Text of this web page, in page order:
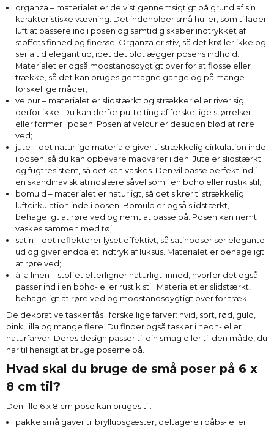
organza – materialet er delvist gennemsigtigt på grund af sin
karakteristiske vævning. Det indeholder små huller, som tillader
luft at passere ind i posen og samtidig skaber indtrykket af
stoffets finhed og finesse. Organza er stiv, så det krøller ikke og
ser altid elegant ud, idet det blotlægger posens indhold.
Materialet er også modstandsdygtigt over for at flosse eller
trække, så det kan bruges gentagne gange og på mange
forskellige måder;
velour – materialet er slidstærkt og strækker eller river sig
derfor ikke. Du kan derfor putte ting af forskellige størrelser
eller former i posen. Posen af velour er desuden blød at røre
ved;
jute – det naturlige materiale giver tilstrækkelig cirkulation inde
i posen, så du kan opbevare madvarer i den. Jute er slidstærkt
og fugtresistent, så det kan vaskes. Den vil passe perfekt ind i
en skandinavisk atmosfære såvel som i en boho eller rustik stil;
bomuld – materialet er naturligt, så det sikrer tilstrækkelig
luftcirkulation inde i posen. Bomuld er også slidstærkt,
behageligt at røre ved og nemt at passe på. Posen kan nemt
vaskes sammen med tøj;
satin – det reflekterer lyset effektivt, så satinposer ser elegante
ud og giver endda et indtryk af luksus. Materialet er behageligt
at røre ved;
à la linen – stoffet efterligner naturligt linned, hvorfor det også
passer ind i en boho- eller rustik stil. Materialet er slidstærkt,
behageligt at røre ved og modstandsdygtigt over for træk.
De dekorative tasker fås i forskellige farver: hvid, sort, rød, guld,
pink, lilla og mange flere. Du finder også tasker i neon- eller
naturfarver. Deres design passer til din smag eller til den måde, du
har til hensigt at bruge poserne på.
Hvad skal du bruge de små poser på 6 x
8 cm til?
Den lille 6 x 8 cm pose kan bruges til:
pakke små gaver til bryllupsgæster, deltagere i dåbs- eller